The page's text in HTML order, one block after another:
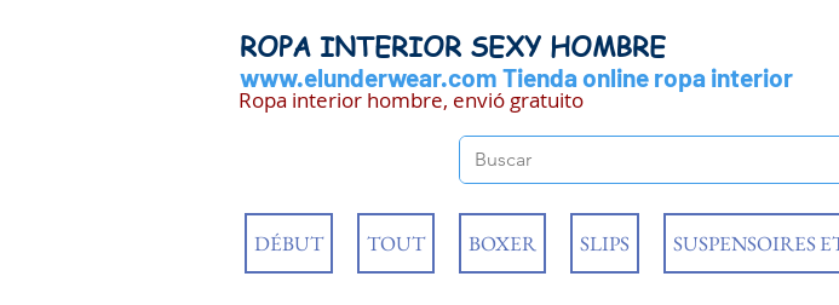
ROPA INTERIOR SEXY HOMBRE
www.elunderwear.com Tienda online ropa interior
Ropa interior hombre, envió gratuito
DÉBUT TOUT BOXER SLIPS SUSPENSOIRES